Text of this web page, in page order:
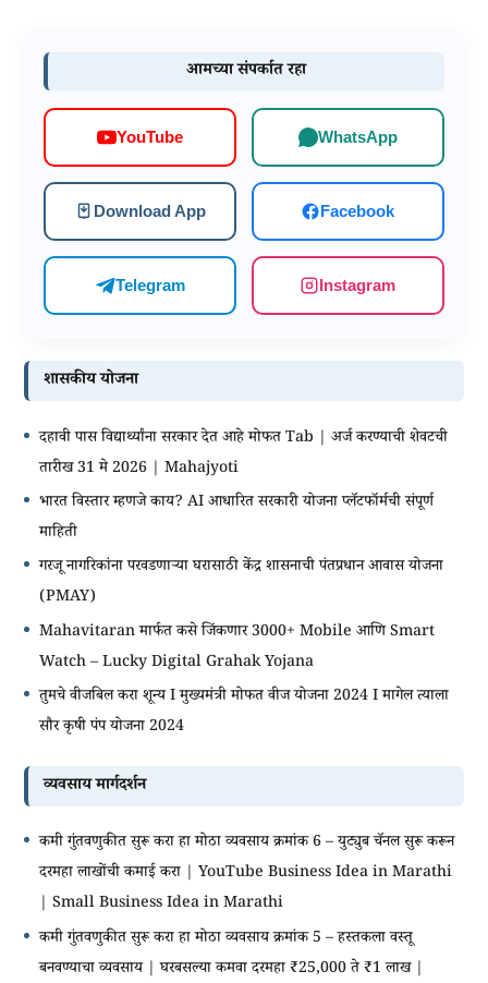
आमच्या संपर्कात रहा
YouTube WhatsApp
Download App Facebook
Telegram Instagram
शासकीय योजना
दहावी पास विद्यार्थ्यांना सरकार देत आहे मोफत Tab | अर्ज करण्याची शेवटची
तारीख 31 मे 2026 | Mahajyoti
भारत विस्तार म्हणजे काय? AI आधारित सरकारी योजना प्लॅटफॉर्मची संपूर्ण
माहिती
गरजू नागरिकांना परवडणाऱ्या घरासाठी केंद्र शासनाची पंतप्रधान आवास योजना
(PMAY)
Mahavitaran मार्फत कसे जिंकणार 3000+ Mobile आणि Smart
Watch – Lucky Digital Grahak Yojana
तुमचे वीजबिल करा शून्य I मुख्यमंत्री मोफत वीज योजना 2024 I मागेल त्याला
सौर कृषी पंप योजना 2024
व्यवसाय मार्गदर्शन
कमी गुंतवणुकीत सुरू करा हा मोठा व्यवसाय क्रमांक 6 – युट्युब चॅनल सुरू करून
दरमहा लाखोंची कमाई करा | YouTube Business Idea in Marathi
| Small Business Idea in Marathi
कमी गुंतवणुकीत सुरू करा हा मोठा व्यवसाय क्रमांक 5 – हस्तकला वस्तू
बनवण्याचा व्यवसाय | घरबसल्या कमवा दरमहा ₹25,000 ते ₹1 लाख |